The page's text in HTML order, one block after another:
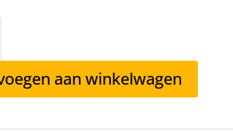
aan winkelwagen